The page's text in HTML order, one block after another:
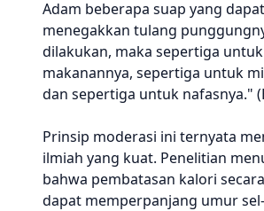
Adam beberapa suap yang dapat
menegakkan tulang
dilakukan, maka sepertiga untuk
makanannya, sepertiga untuk
dan sepertiga untuk nafasnya."
Prinsip moderasi ini ternyata
ilmiah yang kuat. Penelitian
bahwa pembatasan kalori
dapat memperpanjang umur